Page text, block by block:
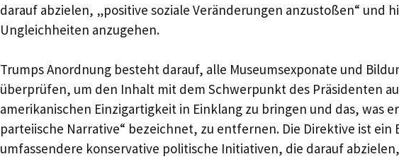
darauf abzielen, „positive soziale Veränderungen anzustoßen“ und
Ungleichheiten anzugehen.
Trumps Anordnung besteht darauf, alle Museumsexponate und
überprüfen, um den Inhalt mit dem Schwerpunkt des Präsidenten
amerikanischen Einzigartigkeit in Einklang zu bringen und das, was
parteiische Narrative“ bezeichnet, zu entfernen. Die Direktive ist ein
umfassendere konservative politische Initiativen, die darauf